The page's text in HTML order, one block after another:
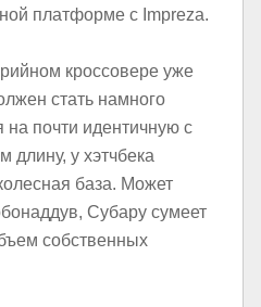
платформе с Impreza.
кроссовере уже
стать намного
почти идентичную с
длину, у хэтчбека
база. Может
Субару сумеет
собственных